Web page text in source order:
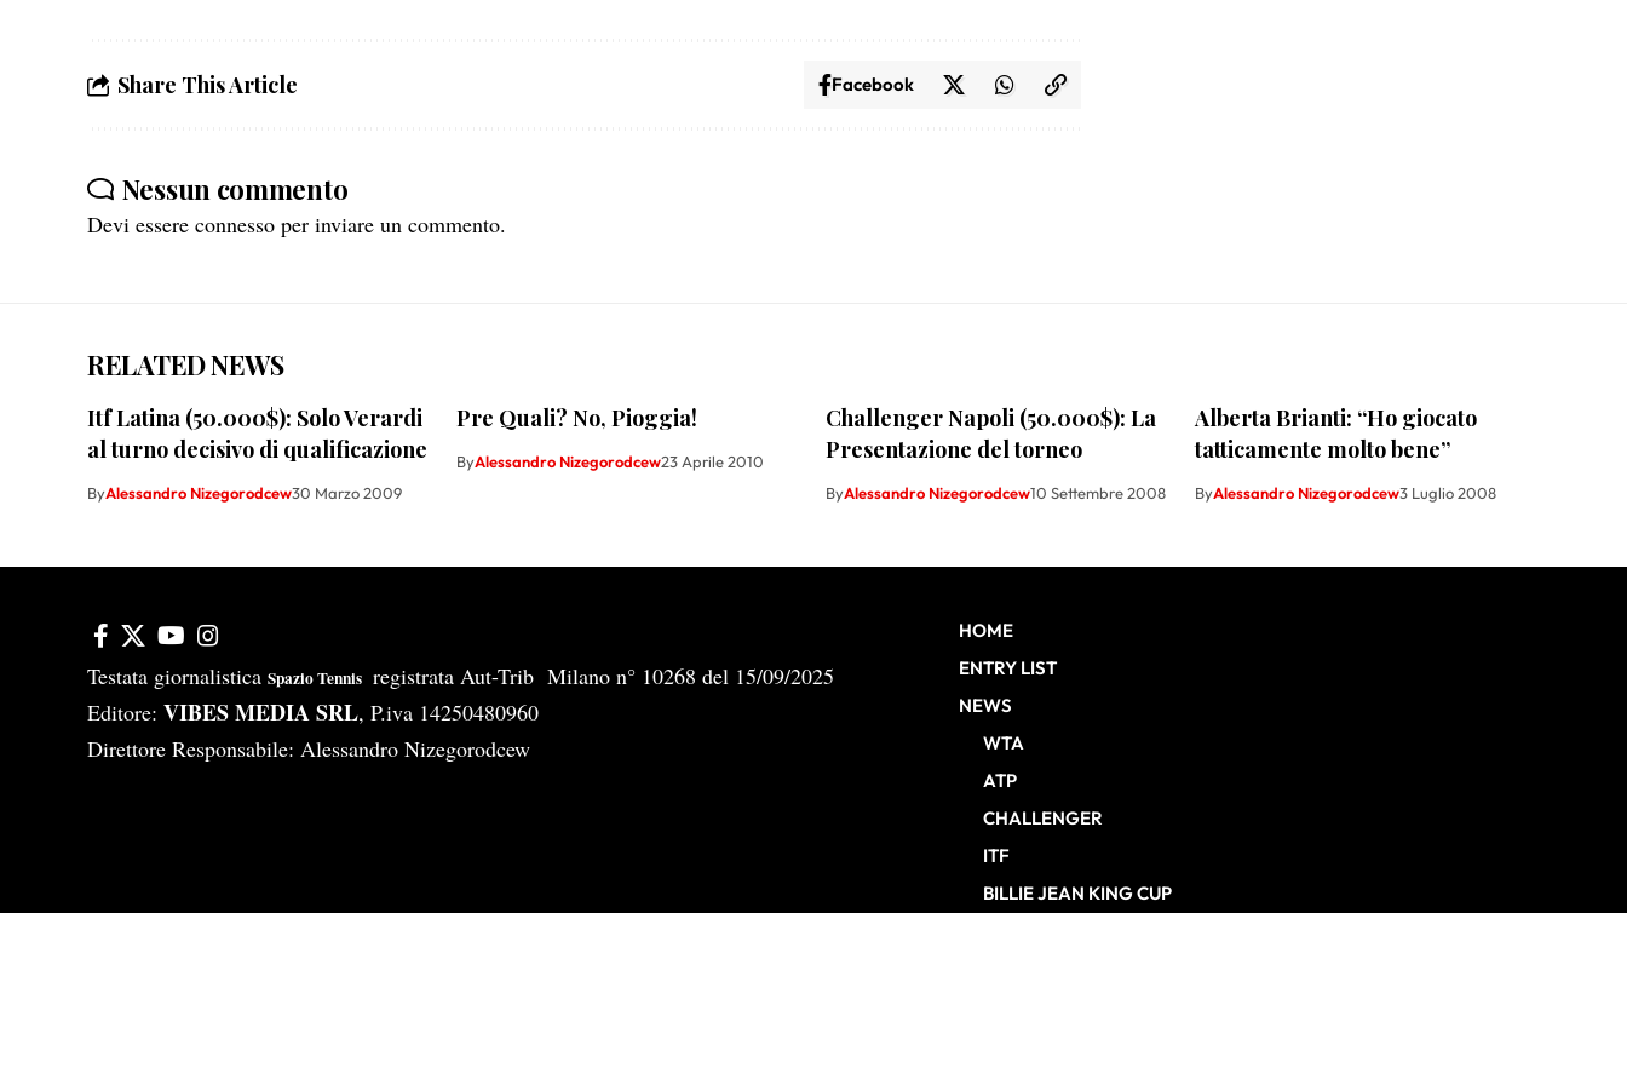
Share This Article Facebook
Nessun commento
Devi essere connesso per inviare un commento.
RELATED NEWS
Itf Latina (50.000$): Solo Verardi
al turno decisivo di qualificazione
ByAlessandro Nizegorodcew30 Marzo 2009
Pre Quali? No, Pioggia!
ByAlessandro Nizegorodcew23 Aprile 2010
Challenger Napoli (50.000$): La
Presentazione del torneo
ByAlessandro Nizegorodcew10 Settembre 2008
Alberta Brianti: “Ho giocato
tatticamente molto bene”
ByAlessandro Nizegorodcew3 Luglio 2008
Testata giornalistica Spazio Tennis registrata Aut-Trib Milano n° 10268 del 15/09/2025
Editore: VIBES MEDIA SRL, P.iva 14250480960
Direttore Responsabile: Alessandro Nizegorodcew
HOME
ENTRY LIST
NEWS
WTA
ATP
CHALLENGER
ITF
BILLIE JEAN KING CUP